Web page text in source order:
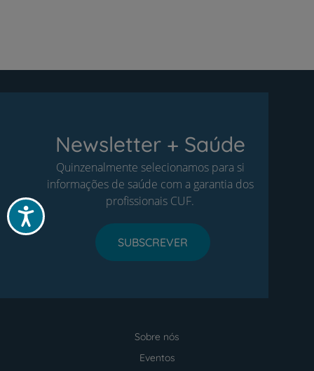
Acessibilidade
Newsletter + Saúde
Quinzenalmente selecionamos para si
informações de saúde com a garantia dos
profissionais CUF.
SUBSCREVER
Sobre nós
Eventos